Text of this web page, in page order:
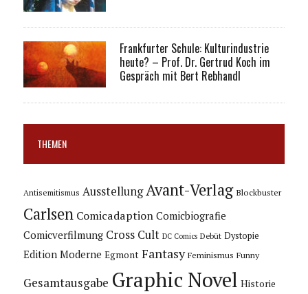
Frankfurter Schule: Kulturindustrie
heute? – Prof. Dr. Gertrud Koch im
Gespräch mit Bert Rebhandl
THEMEN
Antisemitismus Ausstellung Avant-Verlag Blockbuster
Carlsen Comicadaption Comicbiografie
Comicverfilmung Cross Cult DC Comics Debüt Dystopie
Edition Moderne Egmont Fantasy Feminismus Funny
Gesamtausgabe Graphic Novel Historie